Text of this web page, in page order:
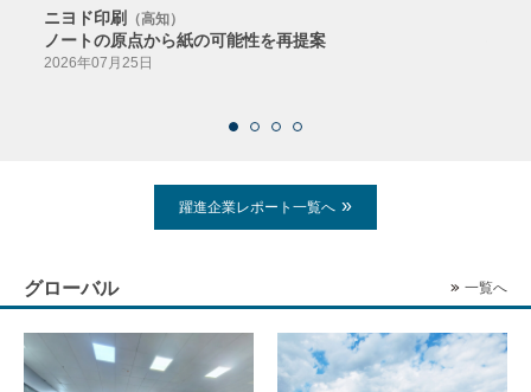
ニヨド印刷 （高知）
ノートの原点から紙の可能性を再提案
2026年07月25日
躍進企業レポート一覧へ
グローバル 一覧へ